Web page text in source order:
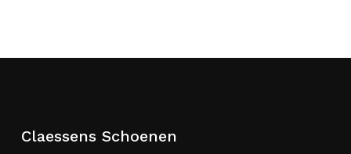
worden
Claessens Schoenen